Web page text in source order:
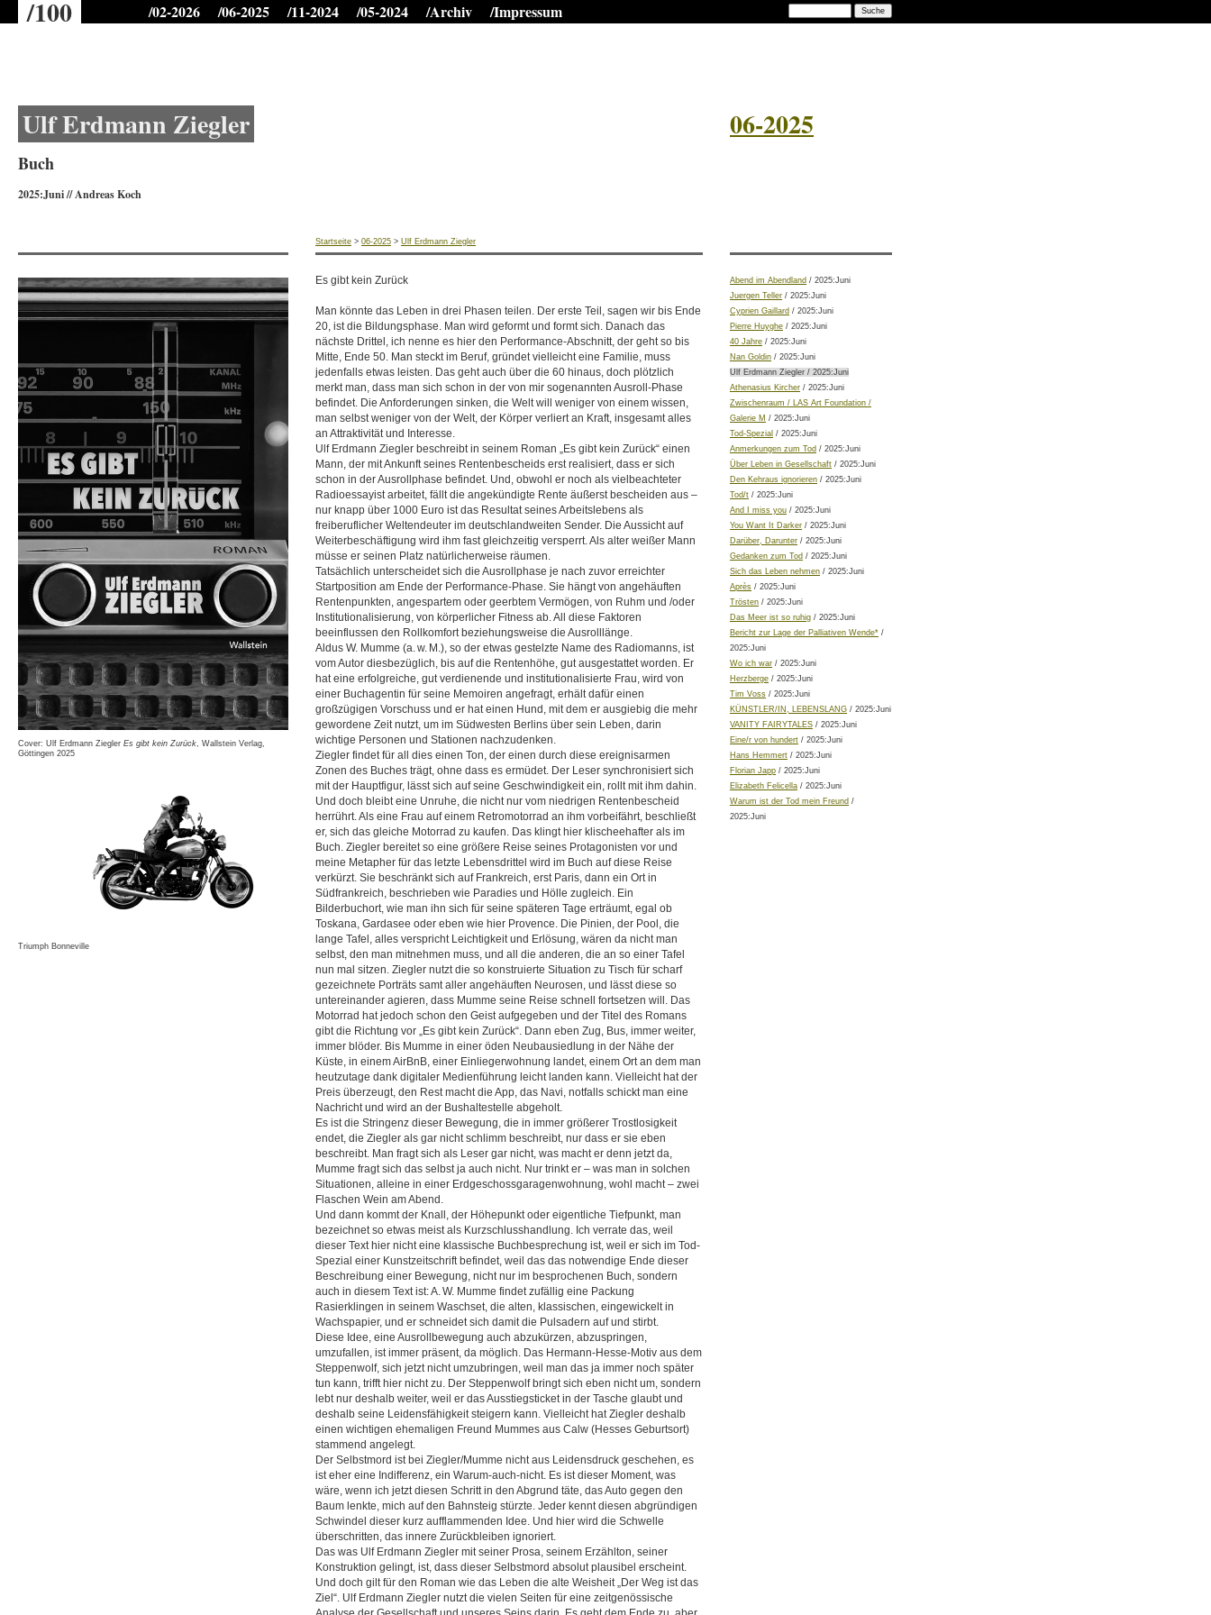
/100 /02-2026 /06-2025 /11-2024 /05-2024 /Archiv /Impressum
Ulf Erdmann Ziegler
Buch
2025:Juni//Andreas Koch
Startseite > 06-2025 > Ulf Erdmann Ziegler
06-2025
Abend im Abendland / 2025:Juni
Juergen Teller / 2025:Juni
Cyprien Gaillard / 2025:Juni
Pierre Huyghe / 2025:Juni
40 Jahre / 2025:Juni
Nan Goldin / 2025:Juni
Ulf Erdmann Ziegler / 2025:Juni
Athenasius Kircher / 2025:Juni
Zwischenraum / LAS Art Foundation /
Galerie M / 2025:Juni
Tod-Spezial / 2025:Juni
Anmerkungen zum Tod / 2025:Juni
Über Leben in Gesellschaft / 2025:Juni
Den Kehraus ignorieren / 2025:Juni
Tod/t / 2025:Juni
And I miss you / 2025:Juni
You Want It Darker / 2025:Juni
Darüber, Darunter / 2025:Juni
Gedanken zum Tod / 2025:Juni
Sich das Leben nehmen / 2025:Juni
Après / 2025:Juni
Trösten / 2025:Juni
Das Meer ist so ruhig / 2025:Juni
Bericht zur Lage der Palliativen Wende* /
2025:Juni
Wo ich war / 2025:Juni
Herzberge / 2025:Juni
Tim Voss / 2025:Juni
KÜNSTLER/IN, LEBENSLANG / 2025:Juni
VANITY FAIRYTALES / 2025:Juni
Eine/r von hundert / 2025:Juni
Hans Hemmert / 2025:Juni
Florian Japp / 2025:Juni
Elizabeth Felicella / 2025:Juni
Warum ist der Tod mein Freund /
2025:Juni
Es gibt kein Zurück
Man könnte das Leben in drei Phasen teilen. Der erste Teil, sagen wir bis Ende
20, ist die Bildungsphase. Man wird geformt und formt sich. Danach das
nächste Drittel, ich nenne es hier den Performance-Abschnitt, der geht so bis
Mitte, Ende 50. Man steckt im Beruf, gründet vielleicht eine Familie, muss
jedenfalls etwas leisten. Das geht auch über die 60 hinaus, doch plötzlich
merkt man, dass man sich schon in der von mir sogenannten Ausroll-Phase
befindet. Die Anforderungen sinken, die Welt will weniger von einem wissen,
man selbst weniger von der Welt, der Körper verliert an Kraft, insgesamt alles
an Attraktivität und Interesse.
Ulf Erdmann Ziegler beschreibt in seinem Roman „Es gibt kein Zurück“ einen
Mann, der mit Ankunft seines Rentenbescheids erst realisiert, dass er sich
schon in der Ausrollphase befindet. Und, obwohl er noch als vielbeachteter
Radioessayist arbeitet, fällt die angekündigte Rente äußerst bescheiden aus –
nur knapp über 1000 Euro ist das Resultat seines Arbeitslebens als
freiberuflicher Weltendeuter im deutschlandweiten Sender. Die Aussicht auf
Weiterbeschäftigung wird ihm fast gleichzeitig versperrt. Als alter weißer Mann
müsse er seinen Platz natürlicherweise räumen.
Tatsächlich unterscheidet sich die Ausrollphase je nach zuvor erreichter
Startposition am Ende der Performance-Phase. Sie hängt von angehäuften
Rentenpunkten, angespartem oder geerbtem Vermögen, von Ruhm und /oder
Institutionalisierung, von körperlicher Fitness ab. All diese Faktoren
beeinflussen den Rollkomfort beziehungsweise die Ausrolllänge.
Aldus W. Mumme (a. w. M.), so der etwas gestelzte Name des Radiomanns, ist
vom Autor diesbezüglich, bis auf die Rentenhöhe, gut ausgestattet worden. Er
hat eine erfolgreiche, gut verdienende und institutionalisierte Frau, wird von
einer Buchagentin für seine Memoiren angefragt, erhält dafür einen
großzügigen Vorschuss und er hat einen Hund, mit dem er ausgiebig die mehr
gewordene Zeit nutzt, um im Südwesten Berlins über sein Leben, darin
wichtige Personen und Stationen nachzudenken.
Ziegler findet für all dies einen Ton, der einen durch diese ereignisarmen
Zonen des Buches trägt, ohne dass es ermüdet. Der Leser synchronisiert sich
mit der Hauptfigur, lässt sich auf seine Geschwindigkeit ein, rollt mit ihm dahin.
Und doch bleibt eine Unruhe, die nicht nur vom niedrigen Rentenbescheid
herrührt. Als eine Frau auf einem Retromotorrad an ihm vorbeifährt, beschließt
er, sich das gleiche Motorrad zu kaufen. Das klingt hier klischeehafter als im
Buch. Ziegler bereitet so eine größere Reise seines Protagonisten vor und
meine Metapher für das letzte Lebensdrittel wird im Buch auf diese Reise
verkürzt. Sie beschränkt sich auf Frankreich, erst Paris, dann ein Ort in
Südfrankreich, beschrieben wie Paradies und Hölle zugleich. Ein
Bilderbuchort, wie man ihn sich für seine späteren Tage erträumt, egal ob
Toskana, Gardasee oder eben wie hier Provence. Die Pinien, der Pool, die
lange Tafel, alles verspricht Leichtigkeit und Erlösung, wären da nicht man
selbst, den man mitnehmen muss, und all die anderen, die an so einer Tafel
nun mal sitzen. Ziegler nutzt die so konstruierte Situation zu Tisch für scharf
gezeichnete Porträts samt aller angehäuften Neurosen, und lässt diese so
untereinander agieren, dass Mumme seine Reise schnell fortsetzen will. Das
Motorrad hat jedoch schon den Geist aufgegeben und der Titel des Romans
gibt die Richtung vor „Es gibt kein Zurück“. Dann eben Zug, Bus, immer weiter,
immer blöder. Bis Mumme in einer öden Neubausiedlung in der Nähe der
Küste, in einem AirBnB, einer Einliegerwohnung landet, einem Ort an dem man
heutzutage dank digitaler Medienführung leicht landen kann. Vielleicht hat der
Preis überzeugt, den Rest macht die App, das Navi, notfalls schickt man eine
Nachricht und wird an der Bushaltestelle abgeholt.
Es ist die Stringenz dieser Bewegung, die in immer größerer Trostlosigkeit
endet, die Ziegler als gar nicht schlimm beschreibt, nur dass er sie eben
beschreibt. Man fragt sich als Leser gar nicht, was macht er denn jetzt da,
Mumme fragt sich das selbst ja auch nicht. Nur trinkt er – was man in solchen
Situationen, alleine in einer Erdgeschossgaragenwohnung, wohl macht – zwei
Flaschen Wein am Abend.
Und dann kommt der Knall, der Höhepunkt oder eigentliche Tiefpunkt, man
bezeichnet so etwas meist als Kurzschlusshandlung. Ich verrate das, weil
dieser Text hier nicht eine klassische Buchbesprechung ist, weil er sich im Tod-
Spezial einer Kunstzeitschrift befindet, weil das das notwendige Ende dieser
Beschreibung einer Bewegung, nicht nur im besprochenen Buch, sondern
auch in diesem Text ist: A. W. Mumme findet zufällig eine Packung
Rasierklingen in seinem Waschset, die alten, klassischen, eingewickelt in
Wachspapier, und er schneidet sich damit die Pulsadern auf und stirbt.
Diese Idee, eine Ausrollbewegung auch abzukürzen, abzuspringen,
umzufallen, ist immer präsent, da möglich. Das Hermann-Hesse-Motiv aus dem
Steppenwolf, sich jetzt nicht umzubringen, weil man das ja immer noch später
tun kann, trifft hier nicht zu. Der Steppenwolf bringt sich eben nicht um, sondern
lebt nur deshalb weiter, weil er das Ausstiegsticket in der Tasche glaubt und
deshalb seine Leidensfähigkeit steigern kann. Vielleicht hat Ziegler deshalb
einen wichtigen ehemaligen Freund Mummes aus Calw (Hesses Geburtsort)
stammend angelegt.
Der Selbstmord ist bei Ziegler/Mumme nicht aus Leidens­druck geschehen, es
ist eher eine Indifferenz, ein Warum-auch-nicht. Es ist dieser Moment, was
wäre, wenn ich jetzt diesen Schritt in den Abgrund täte, das Auto gegen den
Baum lenkte, mich auf den Bahnsteig stürzte. Jeder kennt diesen abgründigen
Schwindel dieser kurz aufflammenden Idee. Und hier wird die Schwelle
überschritten, das innere Zurückbleiben ignoriert.
Das was Ulf Erdmann Ziegler mit seiner Prosa, seinem Erzählton, seiner
Konstruktion gelingt, ist, dass dieser Selbstmord absolut plausibel erscheint.
Und doch gilt für den Roman wie das Leben die alte Weisheit „Der Weg ist das
Ziel“. Ulf Erdmann Ziegler nutzt die vielen Seiten für eine zeitgenössische
Cover: Ulf Erdmann Ziegler Es gibt kein Zurück, Wallstein Verlag,
Göttingen 2025
Triumph Bonneville